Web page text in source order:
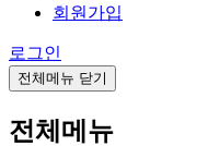
회원가입
로그인
전체메뉴 닫기
전체메뉴